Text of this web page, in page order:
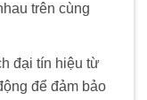
trên cùng
đại tín hiệu từ
để đảm bảo